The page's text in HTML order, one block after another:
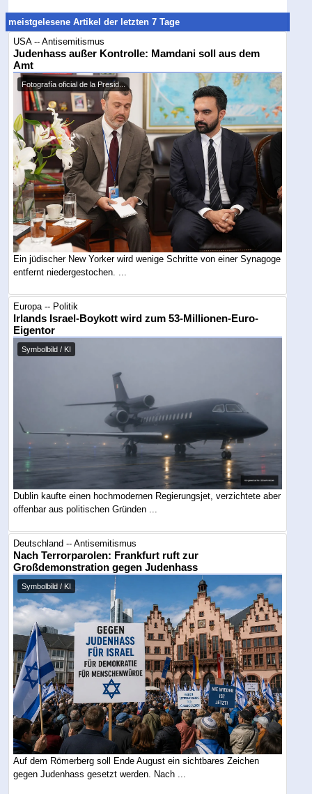
meistgelesene Artikel der letzten 7 Tage
USA -- Antisemitismus
Judenhass außer Kontrolle: Mamdani soll aus dem
Amt
Fotografía oficial de la Presid...
Ein jüdischer New Yorker wird wenige Schritte von einer Synagoge
entfernt niedergestochen. ...
Europa -- Politik
Irlands Israel-Boykott wird zum 53-Millionen-Euro-
Eigentor
Symbolbild / KI
Dublin kaufte einen hochmodernen Regierungsjet, verzichtete aber
offenbar aus politischen Gründen ...
Deutschland -- Antisemitismus
Nach Terrorparolen: Frankfurt ruft zur
Großdemonstration gegen Judenhass
Symbolbild / KI
Auf dem Römerberg soll Ende August ein sichtbares Zeichen
gegen Judenhass gesetzt werden. Nach ...